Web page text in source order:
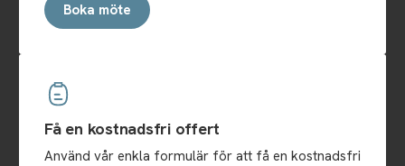
Boka möte
Få en kostnadsfri offert
Använd vår enkla formulär för att få en kostnadsfri